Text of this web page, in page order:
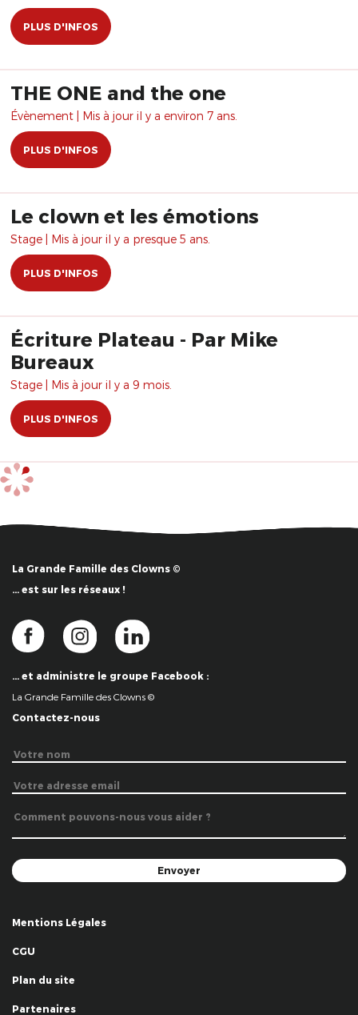
PLUS D'INFOS
THE ONE and the one
Évènement | Mis à jour il y a environ 7 ans.
PLUS D'INFOS
Le clown et les émotions
Stage | Mis à jour il y a presque 5 ans.
PLUS D'INFOS
Écriture Plateau - Par Mike
Bureaux
Stage | Mis à jour il y a 9 mois.
PLUS D'INFOS
La Grande Famille des Clowns ©
… est sur les réseaux !
… et administre le groupe Facebook :
La Grande Famille des Clowns ©
Contactez-nous
Mentions Légales
CGU
Plan du site
Partenaires